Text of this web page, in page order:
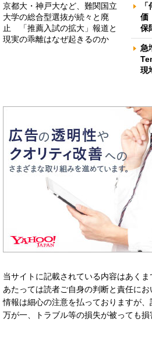
京都大・神戸大など、難関国立
大学の総合型選抜が続々と廃
止 「推薦入試の拡大」報道と
現実の乖離はなぜ起きるのか
価
保
急
現
当サイトに記載されている内容はあく
あたっては読者ご自身の判断と責任に
情報は細心の注意を払っておりますが
万が一、トラブル等の損失が被っても